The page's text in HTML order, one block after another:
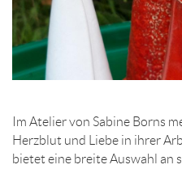
Im Atelier von Sabine Borns
Herzblut und Liebe in ihrer
bietet eine breite Auswahl an